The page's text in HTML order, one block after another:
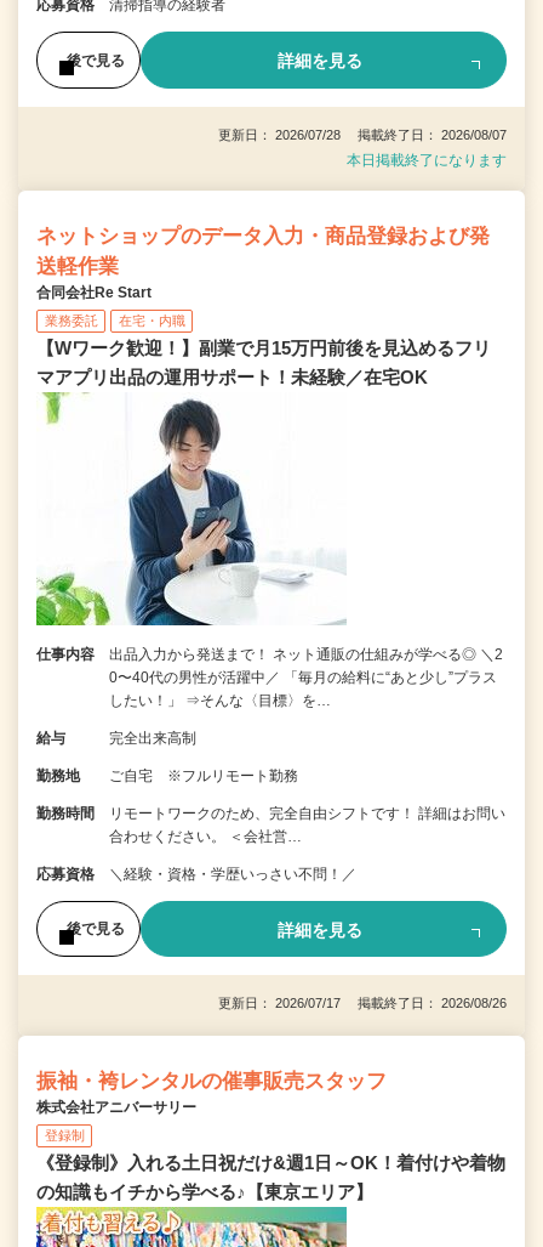
応募資格 清掃指導の経験者
後で見る 詳細を見る
更新日： 2026/07/28 掲載終了日： 2026/08/07
本日掲載終了になります
ネットショップのデータ入力・商品登録および発
送軽作業
合同会社Re Start
業務委託 在宅・内職
【Wワーク歓迎！】副業で月15万円前後を見込めるフリ
マアプリ出品の運用サポート！未経験／在宅OK
仕事内容
出品入力から発送まで！ ネット通販の仕組みが学べる◎ ＼2
0〜40代の男性が活躍中／ 「毎月の給料に“あと少し”プラス
したい！」 ⇒そんな〈目標〉を…
給与 完全出来高制
勤務地 ご自宅 ※フルリモート勤務
勤務時間
リモートワークのため、完全自由シフトです！ 詳細はお問い
合わせください。 ＜会社営…
応募資格 ＼経験・資格・学歴いっさい不問！／
後で見る 詳細を見る
更新日： 2026/07/17 掲載終了日： 2026/08/26
振袖・袴レンタルの催事販売スタッフ
株式会社アニバーサリー
登録制
《登録制》入れる土日祝だけ&週1日～OK！着付けや着物
の知識もイチから学べる♪【東京エリア】